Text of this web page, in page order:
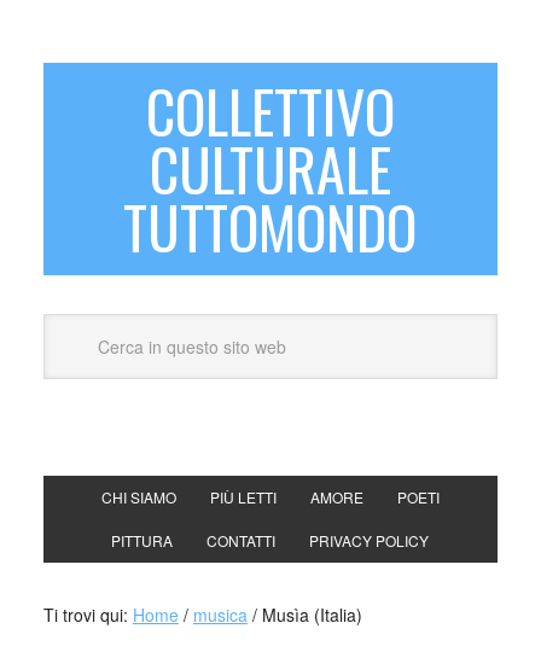
COLLETTIVO
CULTURALE
TUTTOMONDO
CHI SIAMO PIÙ LETTI AMORE POETI
PITTURA CONTATTI PRIVACY POLICY
Ti trovi qui: Home / musica /Musìa (Italia)